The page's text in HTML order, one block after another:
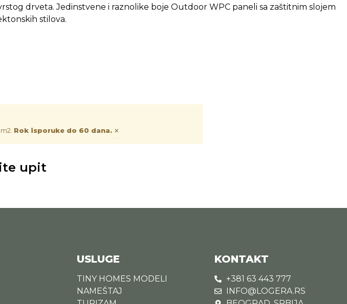
drveta. Jedinstvene i raznolike boje Outdoor WPC paneli sa zaštitnim slojem
stilova.
Rok isporuke do 60 dana. ×
upit
USLUGE
TINY HOMES MODELI
NAMEŠTAJ
KONTAKT
+381 63 443 777
INFO@LOGERA.RS